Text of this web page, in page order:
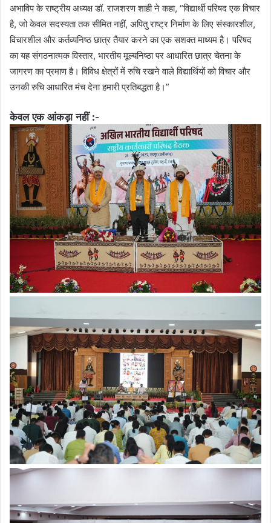
अभाविप के राष्ट्रीय अध्यक्ष डॉ. राजशरण शाही ने कहा, “विद्यार्थी परिषद एक विचार
है, जो केवल सदस्यता तक सीमित नहीं, अपितु राष्ट्र निर्माण के लिए संस्कारशील,
विचारशील और कर्तव्यनिष्ठ छात्र तैयार करने का एक सशक्त माध्यम है। परिषद
का यह संगठनात्मक विस्तार, भारतीय मूल्यनिष्ठा पर आधारित छात्र चेतना के
जागरण का प्रमाण है। विविध क्षेत्रों में रुचि रखने वाले विद्यार्थियों को विचार और
उनकी रुचि आधारित मंच देना हमारी प्रतिबद्धता है।”
केवल एक आंकड़ा नहीं :-